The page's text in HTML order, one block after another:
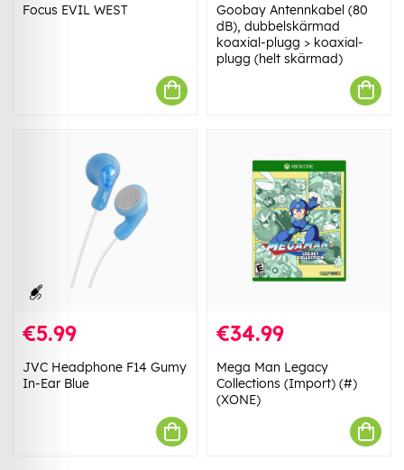
Focus EVIL WEST
Goobay Antennkabel (80
dB), dubbelskärmad
koaxial-plugg > koaxial-
plugg (helt skärmad)
€5.99
JVC Headphone F14 Gumy
In-Ear Blue
€34.99
Mega Man Legacy
Collections (Import) (#)
(XONE)